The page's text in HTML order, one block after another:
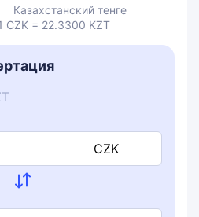
Казахстанский тенге
CZK = 22.3300 KZT
CZK